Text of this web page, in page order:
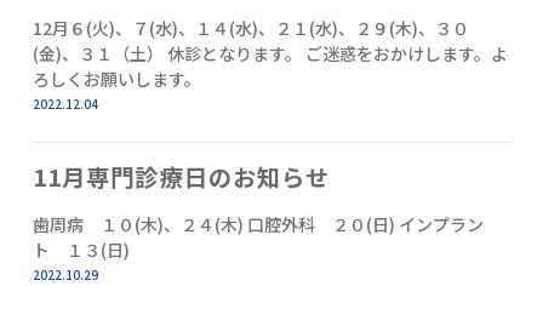
12月６(火)、７(水)、１４(水)、２１(水)、２９(木)、３０
(金)、３１（土） 休診となります。 ご迷惑をおかけします。よ
ろしくお願いします。
2022.12.04
11月専門診療日のお知らせ
歯周病 １０(木)、２４(木) 口腔外科 ２０(日) インプラン
ト １３(日)
2022.10.29